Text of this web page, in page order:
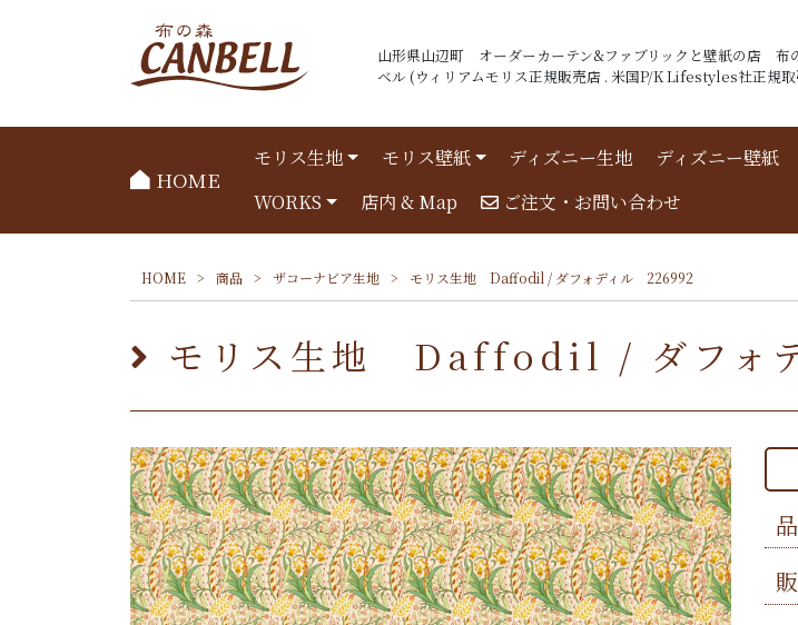
山形県山辺町 オーダーカーテン&ファブリックと壁紙の店 布
ベル (ウィリアムモリス正規販売店 . 米国P/K Lifestyles社正規
HOME
モリス生地 モリス壁紙 ディズニー生地 ディズニー壁紙
WORKS
店内 & Map ご注文・お問い合わせ
HOME > 商品 > ザコーナビア生地 > モリス生地 Daffodil / ダフォディル 226992
モリス生地 Daffodil / ダフォ